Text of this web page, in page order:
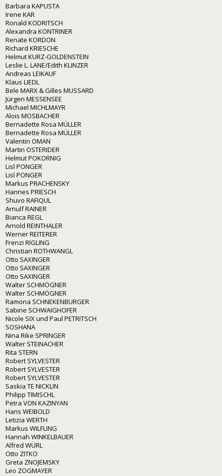
Barbara KAPUSTA
Irene KAR
Ronald KODRITSCH
Alexandra KONTRINER
Renate KORDON
Richard KRIESCHE
Helmut KURZ-GOLDENSTEIN
Leslie L. LANE/Edith KLINZER
Andreas LEIKAUF
Klaus LIEDL
Bele MARX & Gilles MUSSARD
Jürgen MESSENSEE
Michael MICHLMAYR
Alois MOSBACHER
Bernadette Rosa MÜLLER
Bernadette Rosa MÜLLER
Valentin OMAN
Martin OSTERIDER
Helmut POKORNIG
Lisl PONGER
Lisl PONGER
Markus PRACHENSKY
Hannes PRIESCH
Shuvo RAFIQUL
Arnulf RAINER
Bianca REGL
Arnold REINTHALER
Werner REITERER
Frenzi RIGLING
Christian ROTHWANGL
Otto SAXINGER
Otto SAXINGER
Otto SAXINGER
Walter SCHMÖGNER
Walter SCHMÖGNER
Ramona SCHNEKENBURGER
Sabine SCHWAIGHOFER
Nicole SIX und Paul PETRITSCH
SOSHANA
Nina Rike SPRINGER
Walter STEINACHER
Rita STERN
Robert SYLVESTER
Robert SYLVESTER
Robert SYLVESTER
Saskia TE NICKLIN
Philipp TIMISCHL
Petra VON KAZINYAN
Hans WEIBOLD
Letizia WERTH
Markus WILFLING
Hannah WINKELBAUER
Alfred WÜRL
Otto ZITKO
Greta ZNOJEMSKY
Leo ZOGMAYER